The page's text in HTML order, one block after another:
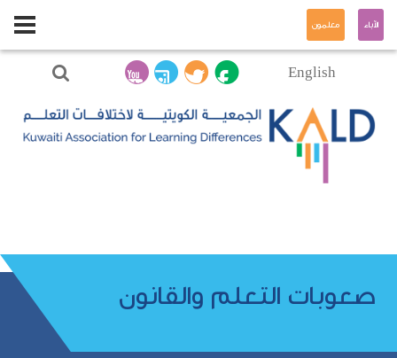
English
معلمون الآباء
صعوبات التعلم والقانون